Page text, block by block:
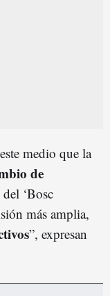
medio que la
de
‘Bosc
más amplia,
”, expresan